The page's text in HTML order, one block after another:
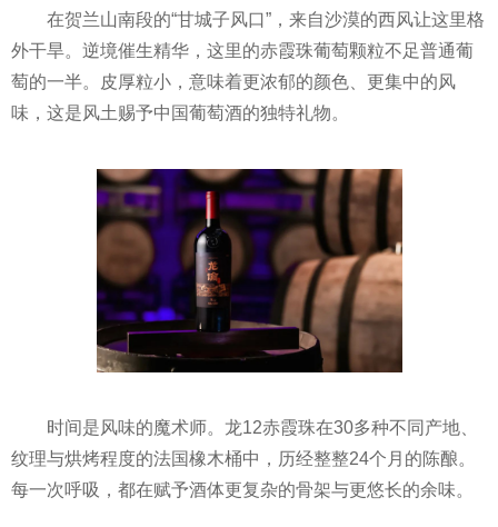
在贺兰山南段的“甘城子风口”，来自沙漠的西风让这里格
外干旱。逆境催生精华，这里的赤霞珠葡萄颗粒不足普通葡
萄的一半。皮厚粒小，意味着更浓郁的颜色、更集中的风
味，这是风土赐予中国葡萄酒的独特礼物。
时间是风味的魔术师。龙12赤霞珠在30多种不同产地、
纹理与烘烤程度的法国橡木桶中，历经整整24个月的陈酿。
每一次呼吸，都在赋予酒体更复杂的骨架与更悠长的余味。